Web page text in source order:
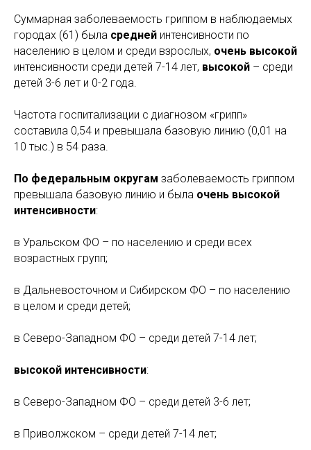
Суммарная заболеваемость гриппом в наблюдаемых
городах (61) была средней интенсивности по
населению в целом и среди взрослых, очень высокой
интенсивности среди детей 7-14 лет, высокой – среди
детей 3-6 лет и 0-2 года.
Частота госпитализации с диагнозом «грипп»
составила 0,54 и превышала базовую линию (0,01 на
10 тыс.) в 54 раза.
По федеральным округам заболеваемость гриппом
превышала базовую линию и была очень высокой
интенсивности:
в Уральском ФО – по населению и среди всех
возрастных групп;
в Дальневосточном и Сибирском ФО – по населению
в целом и среди детей;
в Северо-Западном ФО – среди детей 7-14 лет;
высокой интенсивности:
в Северо-Западном ФО – среди детей 3-6 лет;
в Приволжском – среди детей 7-14 лет;